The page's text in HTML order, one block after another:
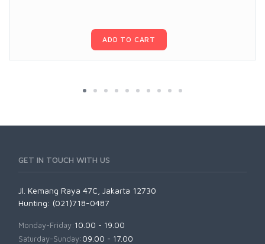
ADD TO CART
GET IN TOUCH WITH US
Jl. Kemang Raya 47C, Jakarta 12730
Hunting: (021)718-0487
Monday-Friday:10.00 - 19.00
Saturday-Sunday:09.00 - 17.00